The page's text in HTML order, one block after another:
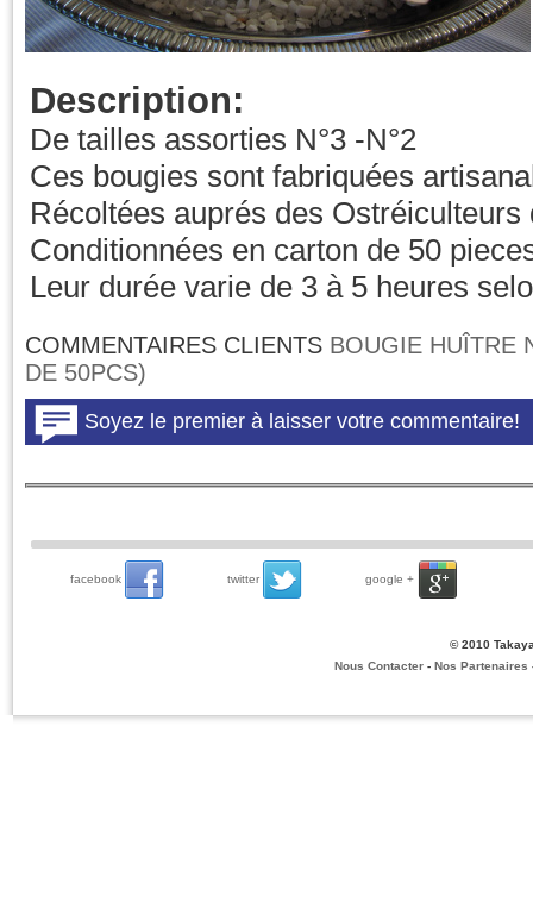
Description:
De tailles assorties N°3 -N°2
Ces bougies sont fabriquées
Récoltées auprés des
Conditionnées en carton de 50
Leur durée varie de 3 à 5 heures
COMMENTAIRES CLIENTS BOUGIE HUÎTRE
DE 50PCS)
facebook twitter google +
© 2010
Nous Contacter - Nos Partenaires